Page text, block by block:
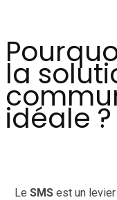
la
idéale ?
Le SMS est un